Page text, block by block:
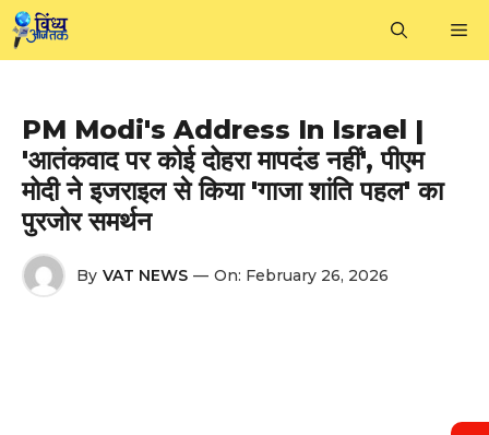
Skip
to
PM Modi's Address In Israel |
'आतंकवाद पर कोई दोहरा मापदंड नहीं', पीएम
मोदी ने इजराइल से किया 'गाजा शांति पहल' का
पुरजोर समर्थन
By VAT NEWS — On: February 26, 2026